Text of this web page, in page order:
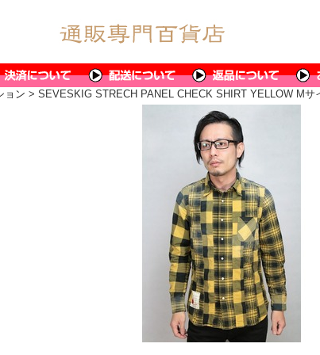
ョン > SEVESKIG STRECH PANEL CHECK SHIRT YELLOW Mサ